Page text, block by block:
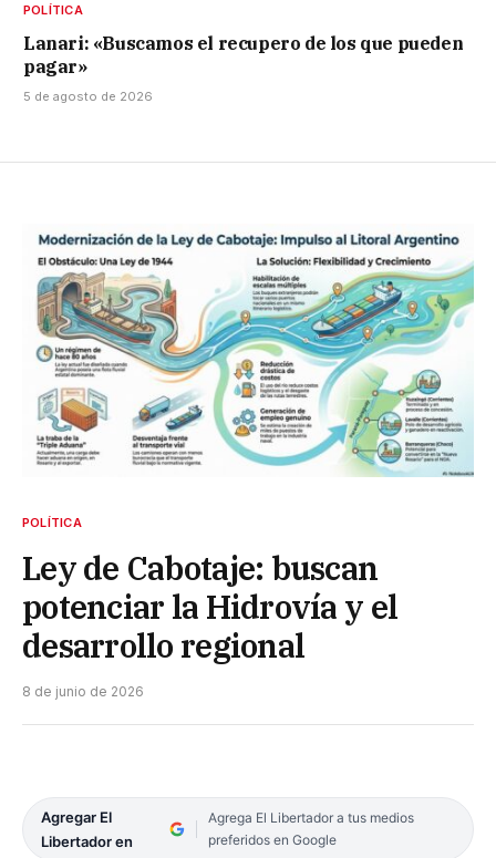
POLÍTICA
Lanari: «Buscamos el recupero de los que pueden
pagar»
5 de agosto de 2026
POLÍTICA
Ley de Cabotaje: buscan
potenciar la Hidrovía y el
desarrollo regional
8 de junio de 2026
Agregar El
Libertador en
Agrega El Libertador a tus medios
preferidos en Google